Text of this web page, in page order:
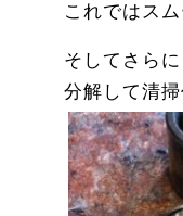
これではス
そしてさら
分解して清